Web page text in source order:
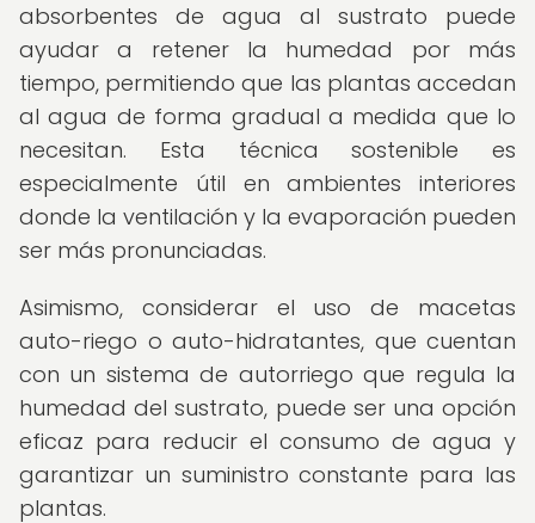
absorbentes de agua al sustrato puede
ayudar a retener la humedad por más
tiempo, permitiendo que las plantas accedan
al agua de forma gradual a medida que lo
necesitan. Esta técnica sostenible es
especialmente útil en ambientes interiores
donde la ventilación y la evaporación pueden
ser más pronunciadas.
Asimismo, considerar el uso de macetas
auto-riego o auto-hidratantes, que cuentan
con un sistema de autorriego que regula la
humedad del sustrato, puede ser una opción
eficaz para reducir el consumo de agua y
garantizar un suministro constante para las
plantas.